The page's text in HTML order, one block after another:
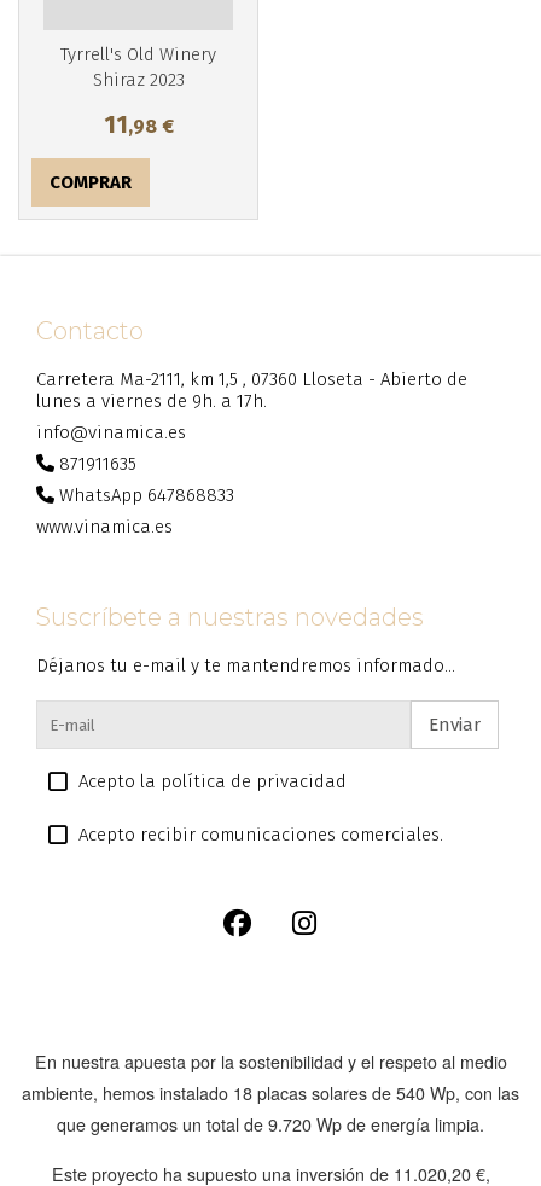
Tyrrell's Old Winery
Shiraz 2023
11,98 €
COMPRAR
Contacto
Carretera Ma-2111, km 1,5 , 07360 Lloseta - Abierto de
lunes a viernes de 9h. a 17h.
info@vinamica.es
871911635
WhatsApp 647868833
www.vinamica.es
Suscríbete a nuestras novedades
Déjanos tu e-mail y te mantendremos informado...
Enviar
Acepto la política de privacidad
Acepto recibir comunicaciones comerciales.
En nuestra apuesta por la sostenibilidad y el respeto al medio
ambiente, hemos instalado 18 placas solares de 540 Wp, con las
que generamos un total de 9.720 Wp de energía limpia.
Este proyecto ha supuesto una inversión de 11.020,20 €,